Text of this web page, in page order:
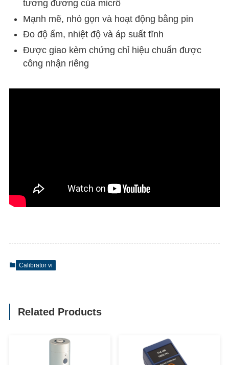
tương đương của micrô
Mạnh mẽ, nhỏ gọn và hoạt động bằng pin
Đo độ ẩm, nhiệt độ và áp suất tĩnh
Được giao kèm chứng chỉ hiệu chuẩn được
công nhận riêng
Calibrator vi
Related Products